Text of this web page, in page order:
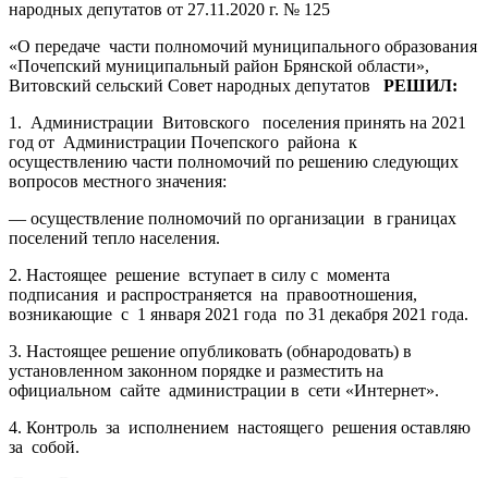
народных депутатов от 27.11.2020 г. № 125
«О передаче части полномочий муниципального образования
«Почепский муниципальный район Брянской области»,
Витовский сельский Совет народных депутатов РЕШИЛ:
1. Администрации Витовского поселения принять на 2021
год от Администрации Почепского района к
осуществлению части полномочий по решению следующих
вопросов местного значения:
— осуществление полномочий по организации в границах
поселений тепло населения.
2. Настоящее решение вступает в силу с момента
подписания и распространяется на правоотношения,
возникающие с 1 января 2021 года по 31 декабря 2021 года.
3. Настоящее решение опубликовать (обнародовать) в
установленном законном порядке и разместить на
официальном сайте администрации в сети «Интернет».
4. Контроль за исполнением настоящего решения оставляю
за собой.